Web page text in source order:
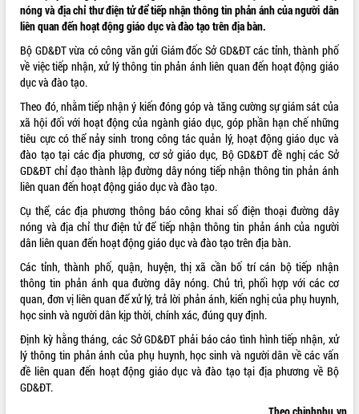
SỞ, BAN, NGÀNH
THÔNG TIN CHỈ ĐẠO ĐIỀU HÀNH
HỆ THỐNG VĂN BẢN
VĂN BẢN HĐND TỈNH
ĐIỂM TIN VĂN BẢN
QUY HOẠCH - KẾ HOẠCH
nóng và địa chỉ thư điện tử để tiếp nhận thông tin phản ánh của người dân
liên quan đến hoạt động giáo dục và đào tạo trên địa bàn.
Bộ GD&ĐT vừa có công văn gửi Giám đốc Sở GD&ĐT các tỉnh, thành phố
về việc tiếp nhận, xử lý thông tin phản ánh liên quan đến hoạt động giáo
dục và đào tạo.
Theo đó, nhằm tiếp nhận ý kiến đóng góp và tăng cường sự giám sát của
xã hội đối với hoạt động của ngành giáo dục, góp phần hạn chế những
tiêu cực có thể nảy sinh trong công tác quản lý, hoạt động giáo dục và
đào tạo tại các địa phương, cơ sở giáo dục, Bộ GD&ĐT đề nghị các Sở
GD&ĐT chỉ đạo thành lập đường dây nóng tiếp nhận thông tin phản ánh
liên quan đến hoạt động giáo dục và đào tạo.
Cụ thể, các địa phương thông báo công khai số điện thoại đường dây
nóng và địa chỉ thư điện tử để tiếp nhận thông tin phản ánh của người
dân liên quan đến hoạt động giáo dục và đào tạo trên địa bàn.
Các tỉnh, thành phố, quận, huyện, thị xã cần bố trí cán bộ tiếp nhận
thông tin phản ánh qua đường dây nóng. Chủ trì, phối hợp với các cơ
quan, đơn vị liên quan để xử lý, trả lời phản ánh, kiến nghị của phụ huynh,
học sinh và người dân kịp thời, chính xác, đúng quy định.
Định kỳ hằng tháng, các Sở GD&ĐT phải báo cáo tình hình tiếp nhận, xử
lý thông tin phản ánh của phụ huynh, học sinh và người dân về các vấn
đề liên quan đến hoạt động giáo dục và đào tạo tại địa phương về Bộ
GD&ĐT.